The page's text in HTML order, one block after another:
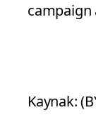
campaign
Kaynak: